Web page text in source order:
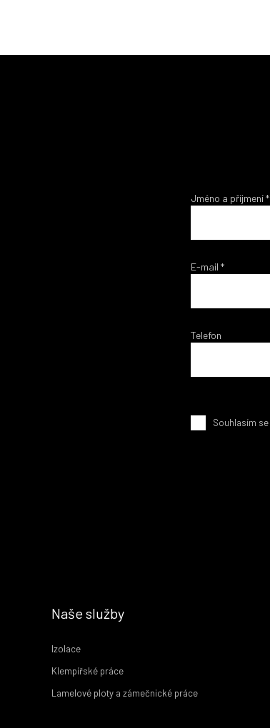
Jméno a příjmení*
E-mail *
Telefon
Souhlasím se
Naše služby
Izolace
Klempířské práce
Lamelové ploty a zámečnické práce